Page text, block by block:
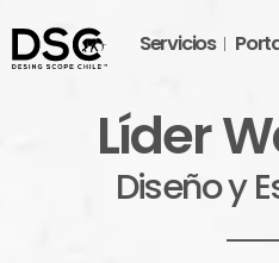
Servicios
Líder
Diseño y